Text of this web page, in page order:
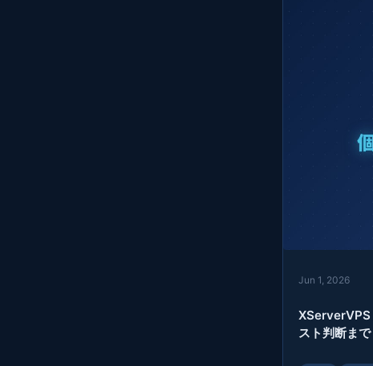
Jun 1, 2026
XServerVPS
スト判断まで